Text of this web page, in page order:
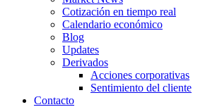
Cotización en tiempo real
Calendario económico
Blog
Updates
Derivados
Acciones corporativas
Sentimiento del cliente
Contacto